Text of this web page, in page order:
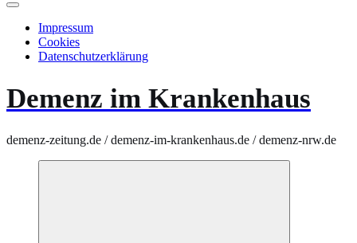
Impressum
Cookies
Datenschutzerklärung
Demenz im Krankenhaus
demenz-zeitung.de / demenz-im-krankenhaus.de / demenz-nrw.de